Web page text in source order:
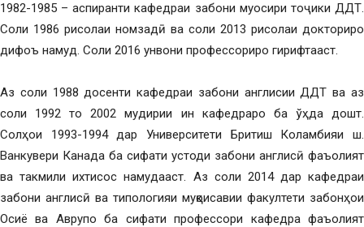
1982-1985 – аспиранти кафедраи забони муосири тоҷики ДДТ.
Соли 1986 рисолаи номзадӣ ва соли 2013 рисолаи докториро
дифоъ намуд. Соли 2016 унвони профессориро гирифтааст.
Аз соли 1988 досенти кафедраи забони англисии ДДТ ва аз
соли 1992 то 2002 мудирии ин кафедраро ба ўҳда дошт.
Солҳои 1993-1994 дар Университети Бритиш Коламбияи ш.
Ванкувери Канада ба сифати устоди забони англисӣ фаъолият
ва такмили ихтисос намудааст. Аз соли 2014 дар кафедраи
забони англисӣ ва типологияи муқоисавии факултети забонҳои
Осиё ва Аврупо ба сифати профессори кафедра фаъолият